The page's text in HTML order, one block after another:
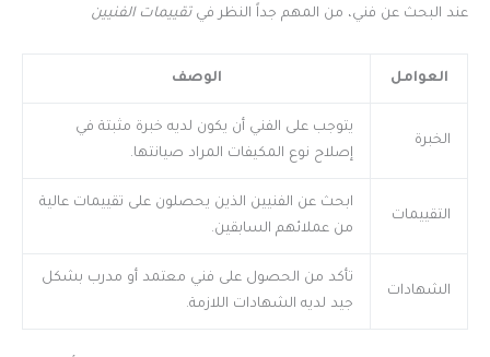
عند البحث عن فني، من المهم جداً النظر فيتقييمات الفنيين
العوامل الوصف
الخبرة
يتوجب على الفني أن يكون لديه خبرة مثبتة في
إصلاح نوع المكيفات المراد صيانتها.
التقييمات
ابحث عن الفنيين الذين يحصلون على تقييمات عالية
من عملائهم السابقين.
الشهادات
تأكد من الحصول على فني معتمد أو مدرب بشكل
جيد لديه الشهادات اللازمة.